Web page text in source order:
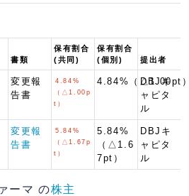
書類
保有割合
(共同)
保有割合
(個別)
提出者
変更報
告書
4.84%
（△1.00p
t）
4.84%（△1.00pt
DBJキ
ャピタ
ル
変更報
告書
5.84%
（△1.67p
t）
5.84%
（△1.6
7pt）
DBJキ
ャピタ
ル
ーマ の株主